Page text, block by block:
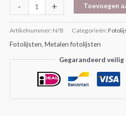
- + Toevoegen
Artikelnummer: N/B Categorieën:
Fotolijsten, Metalen fotolijsten
Gegarandeerd veilig